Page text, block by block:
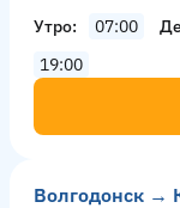
Утро 07:00
19:00
Волгодонск →